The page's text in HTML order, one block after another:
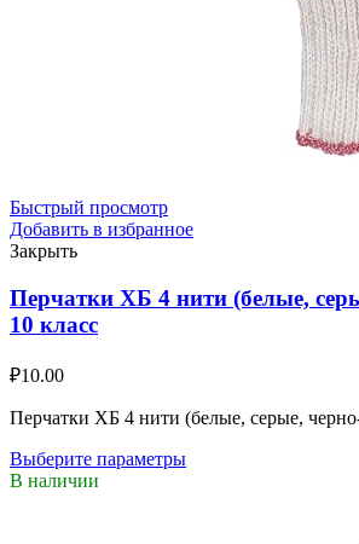
Быстрый просмотр
Добавить в избранное
Закрыть
Перчатки ХБ 4 нити (белые,
10 класс
₽10.00
Перчатки ХБ 4 нити (белые, серые,
Выберите параметры
В наличии